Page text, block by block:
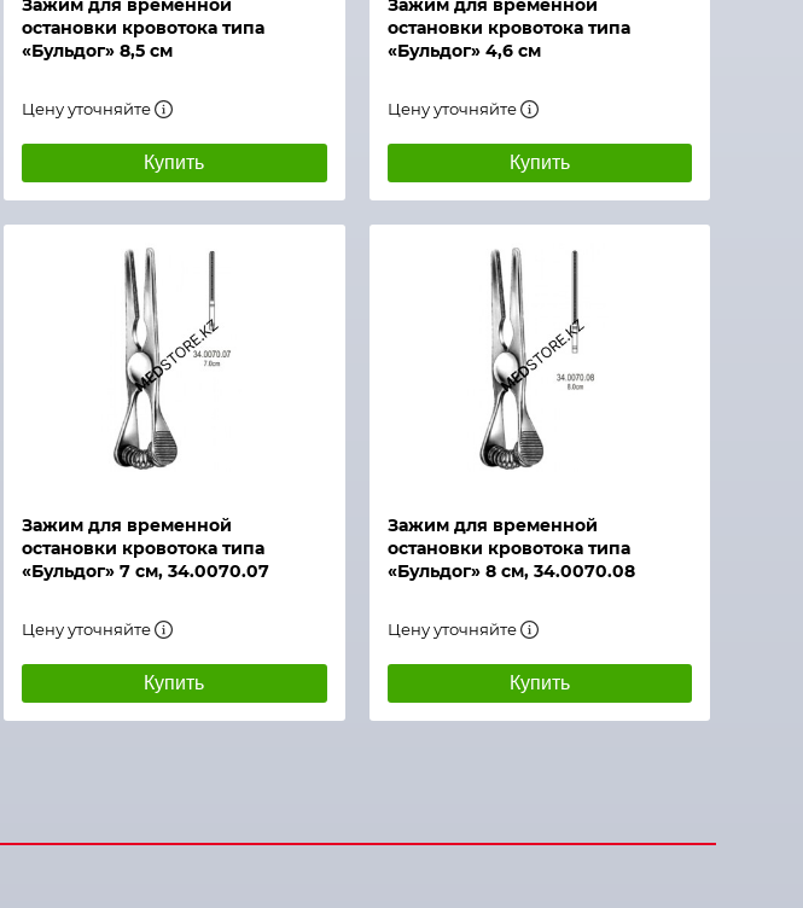
Зажим для временной
остановки кровотока типа
«Бульдог» 8,5 см
Цену уточняйте
Купить
Зажим для временной
остановки кровотока типа
«Бульдог» 4,6 см
Цену уточняйте
Купить
Зажим для временной
остановки кровотока типа
«Бульдог» 7 см, 34.0070.07
Цену уточняйте
Купить
Быстрый просмотр
Зажим для временной
остановки кровотока типа
«Бульдог» 8 см, 34.0070.08
Цену уточняйте
Купить